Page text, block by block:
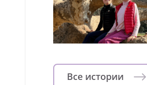
Все истории